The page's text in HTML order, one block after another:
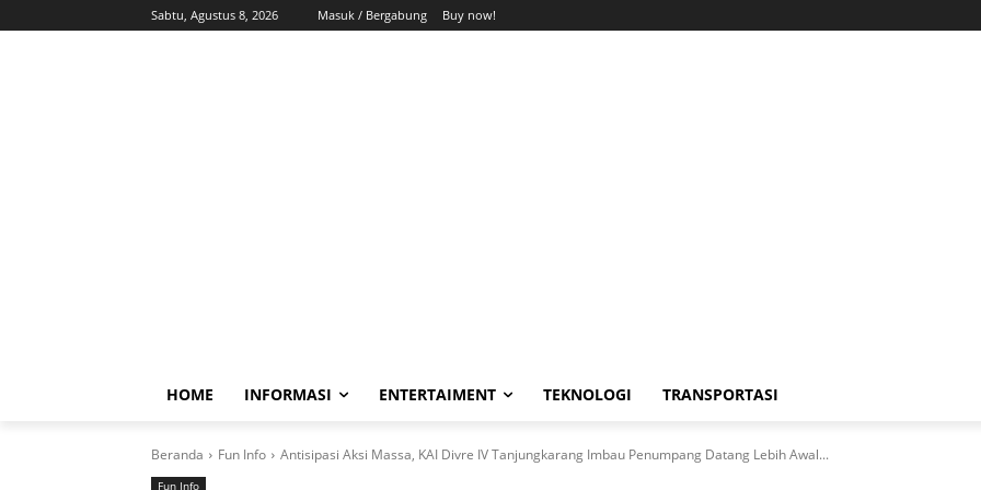
Sabtu, Agustus 8, 2026 Masuk / Bergabung Buy now!
HOME INFORMASI ENTERTAIMENT TEKNOLOGI TRANSPORTASI
Beranda Fun Info Antisipasi Aksi Massa, KAI Divre IV Tanjungkarang Imbau Penumpang Datang Lebih Awal...
Fun Info